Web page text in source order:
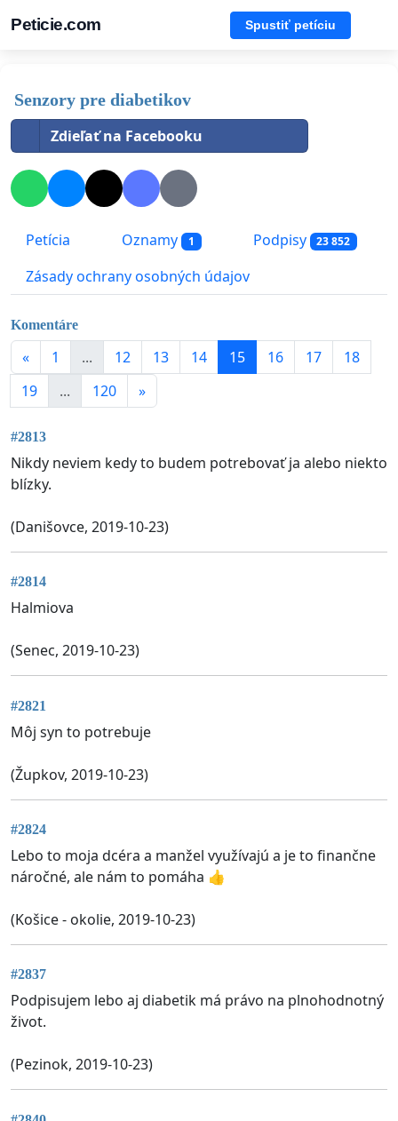
Peticie.com Spustiť petíciu
Senzory pre diabetikov
Zdieľať na Facebooku
Petícia Oznamy 1 Podpisy 23 852
Zásady ochrany osobných údajov
Komentáre
« 1 ... 12 13 14 15 16 17
18
19
... 120 »
#2813
Nikdy neviem kedy to budem potrebovať ja alebo niekto
blízky.
(Danišovce, 2019-10-23)
#2814
Halmiova
(Senec, 2019-10-23)
#2821
Môj syn to potrebuje
(Župkov, 2019-10-23)
#2824
Lebo to moja dcéra a manžel využívajú a je to finančne
náročné, ale nám to pomáha 👍
(Košice - okolie, 2019-10-23)
#2837
Podpisujem lebo aj diabetik má právo na plnohodnotný
život.
(Pezinok, 2019-10-23)